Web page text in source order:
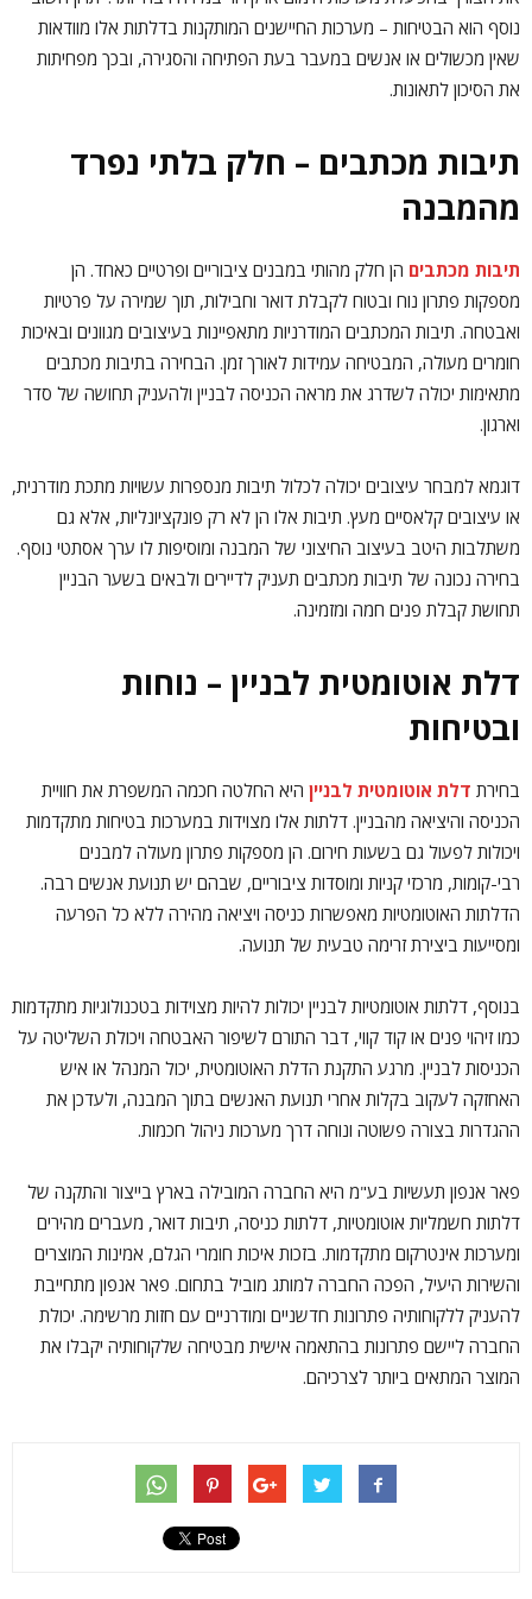
נוסף הוא הבטיחות – מערכות החיישנים המותקנות בדלתות אלו מוודאות
שאין מכשולים או אנשים במעבר בעת הפתיחה והסגירה, ובכך מפחיתות
את הסיכון לתאונות.
תיבות מכתבים – חלק בלתי נפרד
מהמבנה
תיבות מכתבים הן חלק מהותי במבנים ציבוריים ופרטיים כאחד. הן
מספקות פתרון נוח ובטוח לקבלת דואר וחבילות, תוך שמירה על פרטיות
ואבטחה. תיבות המכתבים המודרניות מתאפיינות בעיצובים מגוונים ובאיכות
חומרים מעולה, המבטיחה עמידות לאורך זמן. הבחירה בתיבות מכתבים
מתאימות יכולה לשדרג את מראה הכניסה לבניין ולהעניק תחושה של סדר
וארגון.
דוגמא למבחר עיצובים יכולה לכלול תיבות מנספרות עשויות מתכת מודרנית,
או עיצובים קלאסיים מעץ. תיבות אלו הן לא רק פונקציונליות, אלא גם
משתלבות היטב בעיצוב החיצוני של המבנה ומוסיפות לו ערך אסתטי נוסף.
בחירה נכונה של תיבות מכתבים תעניק לדיירים ולבאים בשער הבניין
תחושת קבלת פנים חמה ומזמינה.
דלת אוטומטית לבניין – נוחות
ובטיחות
בחירת דלת אוטומטית לבניין היא החלטה חכמה המשפרת את חוויית
הכניסה והיציאה מהבניין. דלתות אלו מצוידות במערכות בטיחות מתקדמות
ויכולות לפעול גם בשעות חירום. הן מספקות פתרון מעולה למבנים
רבי-קומות, מרכזי קניות ומוסדות ציבוריים, שבהם יש תנועת אנשים רבה.
הדלתות האוטומטיות מאפשרות כניסה ויציאה מהירה ללא כל הפרעה
ומסייעות ביצירת זרימה טבעית של תנועה.
בנוסף, דלתות אוטומטיות לבניין יכולות להיות מצוידות בטכנולוגיות מתקדמות
כמו זיהוי פנים או קוד קווי, דבר התורם לשיפור האבטחה ויכולת השליטה על
הכניסות לבניין. מרגע התקנת הדלת האוטומטית, יכול המנהל או איש
האחזקה לעקוב בקלות אחרי תנועת האנשים בתוך המבנה, ולעדכן את
ההגדרות בצורה פשוטה ונוחה דרך מערכות ניהול חכמות.
פאר אנפון תעשיות בע"מ היא החברה המובילה בארץ בייצור והתקנה של
דלתות חשמליות אוטומטיות, דלתות כניסה, תיבות דואר, מעברים מהירים
ומערכות אינטרקום מתקדמות. בזכות איכות חומרי הגלם, אמינות המוצרים
והשירות היעיל, הפכה החברה למותג מוביל בתחום. פאר אנפון מתחייבת
להעניק ללקוחותיה פתרונות חדשניים ומודרניים עם חזות מרשימה. יכולת
החברה ליישם פתרונות בהתאמה אישית מבטיחה שלקוחותיה יקבלו את
המוצר המתאים ביותר לצרכיהם.